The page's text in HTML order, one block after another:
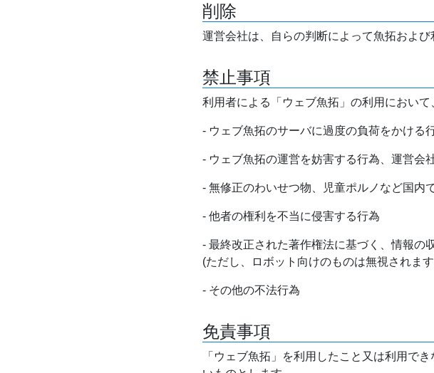
削除
運営会社は、自らの判断によって魚拓およ
禁止事項
利用者による「ウェブ魚拓」の利用において
- ウェブ魚拓のサーバに過度の負荷をかける
- ウェブ魚拓の運営を妨害する行為、運営会
- 無修正のわいせつ物、児童ポルノなど国内
- 他者の権利を不当に侵害する行為
- 最終改正された著作権法に基づく、情報の
(ただし、ロボット向けのものは無視されま
- その他の不法行為
免責事項
「ウェブ魚拓」を利用したこと又は利用で